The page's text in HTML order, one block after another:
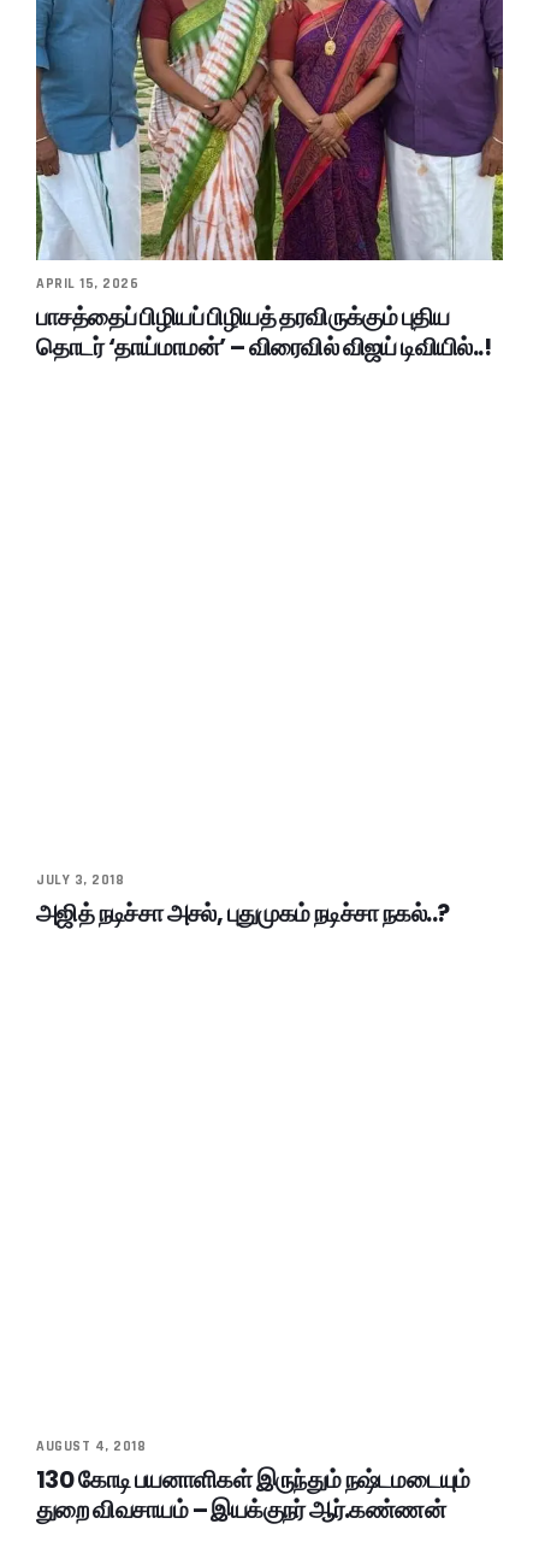
APRIL 15, 2026
பாசத்தைப் பிழியப் பிழியத் தரவிருக்கும் புதிய
தொடர் ‘தாய்மாமன்’ – விரைவில் விஜய் டிவியில்..!
JULY 3, 2018
அஜித் நடிச்சா அசல், புதுமுகம் நடிச்சா நகல்..?
AUGUST 4, 2018
130 கோடி பயனாளிகள் இருந்தும் நஷ்டமடையும்
துறை விவசாயம் – இயக்குநர் ஆர்.கண்ணன்